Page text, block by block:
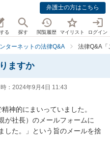
弁護士の方はこちら
る 探す 閲覧履歴 マイリスト ログイン
ターネットの法律Q&A 法律Q&A「
ますか
： 2024年9月4日 11:43
神的にまいっていました。
が社長）のメールフォームに
した。」という旨のメールを捨